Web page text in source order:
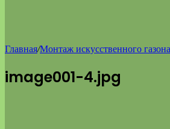
Главная/Монтаж искусственного газона
image001-4.jpg